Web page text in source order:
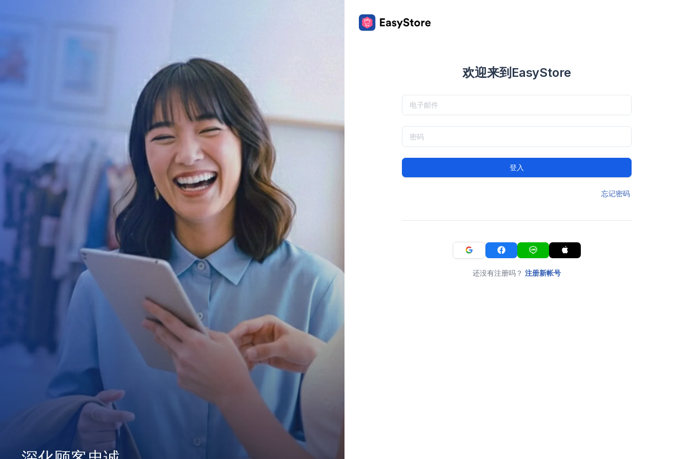
欢迎来到EasyStore
登入
忘记密码
还没有注册吗？ 注册新帐号